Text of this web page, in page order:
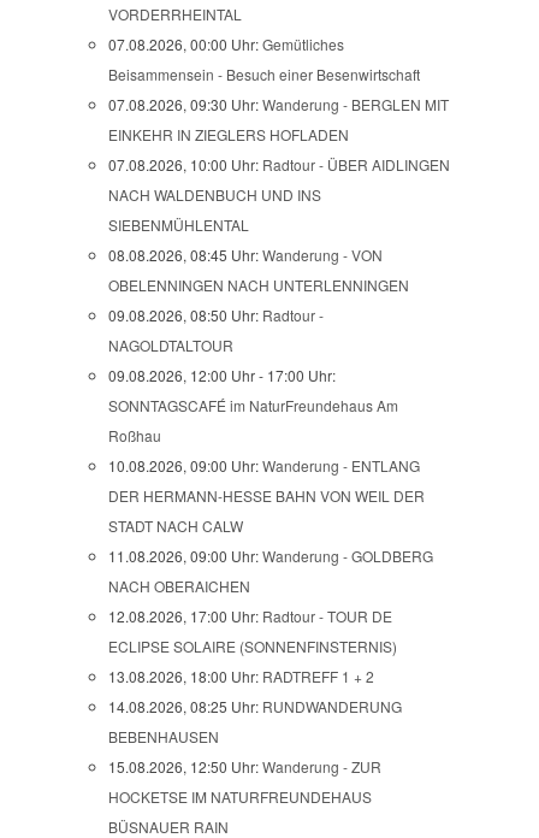
VORDERRHEINTAL
07.08.2026, 00:00 Uhr:Gemütliches
Beisammensein - Besuch einer Besenwirtschaft
07.08.2026, 09:30 Uhr:Wanderung - BERGLEN MIT
EINKEHR IN ZIEGLERS HOFLADEN
07.08.2026, 10:00 Uhr: Radtour - ÜBER AIDLINGEN
NACH WALDENBUCH UND INS
SIEBENMÜHLENTAL
08.08.2026, 08:45 Uhr:Wanderung - VON
OBELENNINGEN NACH UNTERLENNINGEN
09.08.2026, 08:50 Uhr: Radtour -
NAGOLDTALTOUR
09.08.2026, 12:00 Uhr - 17:00 Uhr:
SONNTAGSCAFÉ im NaturFreundehaus Am
Roßhau
10.08.2026, 09:00 Uhr:Wanderung - ENTLANG
DER HERMANN-HESSE BAHN VON WEIL DER
STADT NACH CALW
11.08.2026, 09:00 Uhr:Wanderung - GOLDBERG
NACH OBERAICHEN
12.08.2026, 17:00 Uhr: Radtour - TOUR DE
ECLIPSE SOLAIRE (SONNENFINSTERNIS)
13.08.2026, 18:00 Uhr: RADTREFF 1 + 2
14.08.2026, 08:25 Uhr: RUNDWANDERUNG
BEBENHAUSEN
15.08.2026, 12:50 Uhr:Wanderung - ZUR
HOCKETSE IM NATURFREUNDEHAUS
BÜSNAUER RAIN